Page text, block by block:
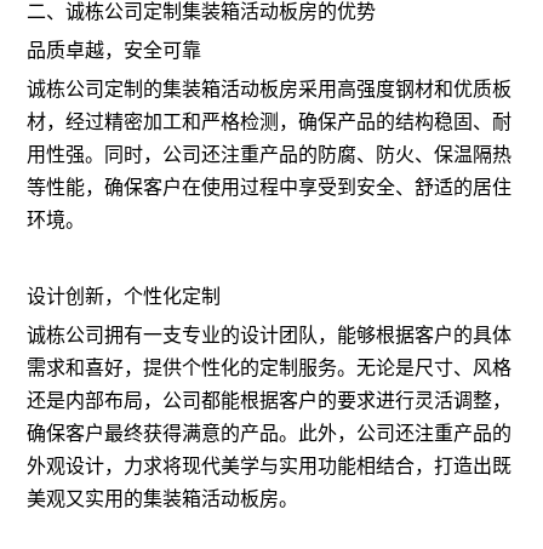
二、诚栋公司定制集装箱活动板房的优势
品质卓越，安全可靠
诚栋公司定制的集装箱活动板房采用高强度钢材和优质板
材，经过精密加工和严格检测，确保产品的结构稳固、耐
用性强。同时，公司还注重产品的防腐、防火、保温隔热
等性能，确保客户在使用过程中享受到安全、舒适的居住
环境。
设计创新，个性化定制
诚栋公司拥有一支专业的设计团队，能够根据客户的具体
需求和喜好，提供个性化的定制服务。无论是尺寸、风格
还是内部布局，公司都能根据客户的要求进行灵活调整，
确保客户最终获得满意的产品。此外，公司还注重产品的
外观设计，力求将现代美学与实用功能相结合，打造出既
美观又实用的集装箱活动板房。